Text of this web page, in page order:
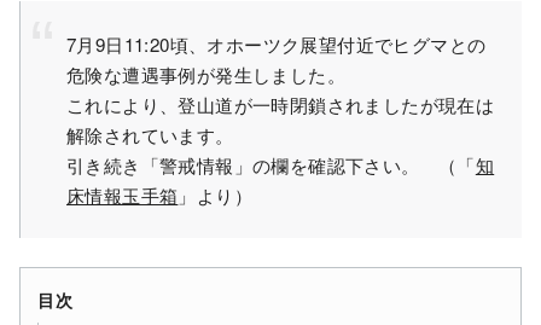
7月9日11:20頃、オホーツク展望付近でヒグマとの
危険な遭遇事例が発生しました。
これにより、登山道が一時閉鎖されましたが現在は
解除されています。
引き続き「警戒情報」の欄を確認下さい。 （「知
床情報玉手箱 」より）
目次